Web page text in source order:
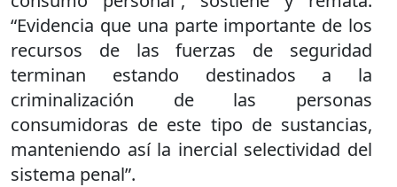
“Evidencia que una parte importante de los
recursos de las fuerzas de seguridad
terminan estando destinados a la
criminalización de las personas
consumidoras de este tipo de sustancias,
manteniendo así la inercial selectividad del
sistema penal”.